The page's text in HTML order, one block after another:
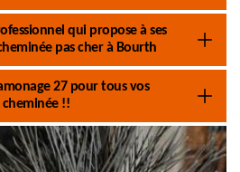
qui propose à ses
pas cher à Bourth
27 pour tous vos
!!